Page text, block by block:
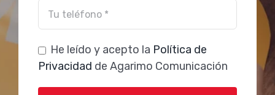
He leído y acepto la Política de
Privacidad de Agarimo Comunicación